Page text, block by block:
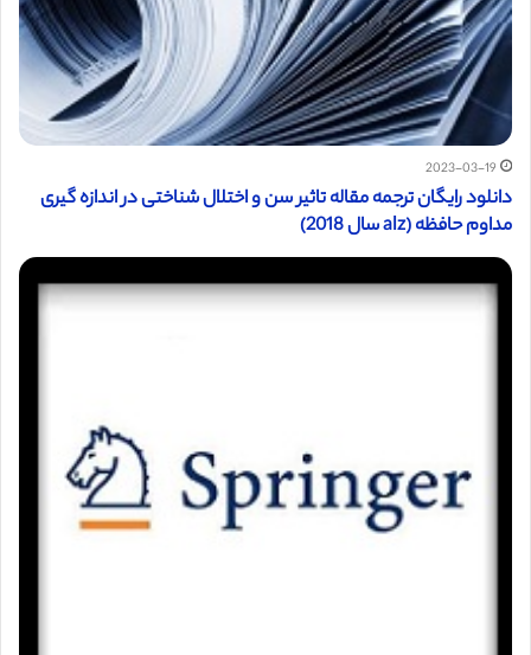
2023-03-19
دانلود رایگان ترجمه مقاله تاثیر سن و اختلال شناختی در اندازه گیری
مداوم حافظه (alz سال 2018)